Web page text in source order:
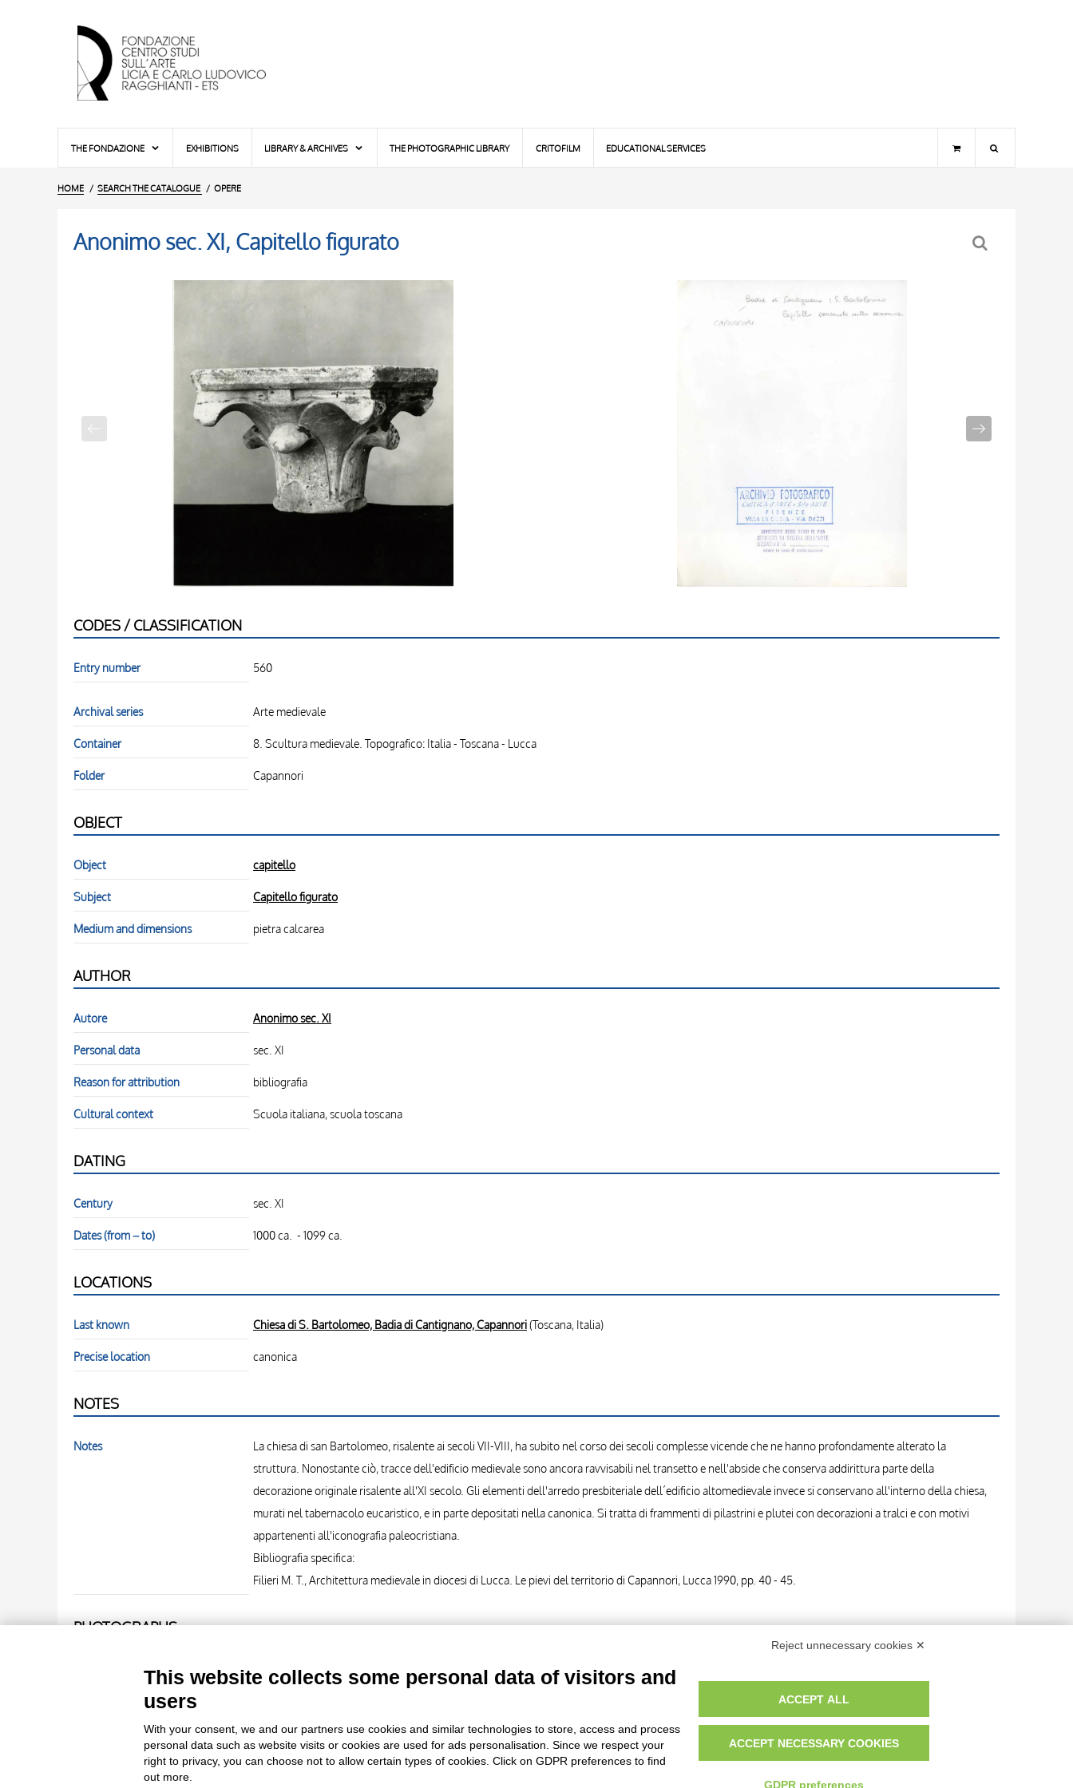
THE FONDAZIONE EXHIBITIONS LIBRARY & ARCHIVES THE PHOTOGRAPHIC LIBRARY CRITOFILM EDUCATIONAL SERVICES
HOME SEARCH THE CATALOGUE OPERE
Anonimo sec. XI, Capitello figurato
CODES / CLASSIFICATION
Entry number 560
Archival series Arte medievale
Container 8. Scultura medievale. Topografico: Italia - Toscana - Lucca
Folder Capannori
OBJECT
Object capitello
Subject Capitello figurato
Medium and dimensions pietra calcarea
AUTHOR
Autore Anonimo sec. XI
Personal data sec. XI
Reason for attribution bibliografia
Cultural context Scuola italiana, scuola toscana
DATING
Century sec. XI
Dates (from – to) 1000 ca. - 1099 ca.
LOCATIONS
Last known Chiesa di S. Bartolomeo, Badia di Cantignano, Capannori(Toscana, Italia)
Precise location canonica
NOTES
Notes
La chiesa di san Bartolomeo, risalente ai secoli VII-VIII, ha subito nel corso dei secoli complesse vicende che ne hanno profondamente alterato la
struttura. Nonostante ciò, tracce dell'edificio medievale sono ancora ravvisabili nel transetto e nell'abside che conserva addirittura parte della
decorazione originale risalente all'XI secolo. Gli elementi dell'arredo presbiteriale dell´edificio altomedievale invece si conservano all'interno della chiesa,
murati nel tabernacolo eucaristico, e in parte depositati nella canonica. Si tratta di frammenti di pilastrini e plutei con decorazioni a tralci e con motivi
appartenenti all'iconografia paleocristiana.
Bibliografia specifica:
Filieri M. T., Architettura medievale in diocesi di Lucca. Le pievi del territorio di Capannori, Lucca 1990, pp. 40 - 45.
PHOTOGRAPHS
Università di Pisa. Dipartimento di Storia delle Arti , Badia di Cantignano: S. Bartolomeo - capitello conservato nella canonica
Reject unnecessary cookies ✕
This website collects some personal data of visitors and
users
With your consent, we and our partners use cookies and similar technologies to store, access and process
personal data such as website visits or cookies are used for ads personalisation. Since we respect your
right to privacy, you can choose not to allow certain types of cookies. Click on GDPR preferences to find
out more.
ACCEPT ALL
ACCEPT NECESSARY COOKIES
GDPR preferences